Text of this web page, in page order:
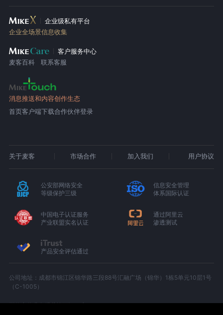
企业级私有平台
企业全场景信息收集
客户服务中心
麦客百科
联系客服
消息推送和内容创作生态
首页客户端下载合作伙伴登录
关于麦客 市场合作 加入我们 用户协议
公安部网络安全
等级保护三级
信息安全管理
体系国际认证
中国电子认证服务
产业联盟实名认证
通过阿里云
渗透测试
产品安全评估通过
公司地址：成都市锦江区锦华路三段88号汇融广场（锦华）1栋5单元10层1号
（C-1005）
增值电信业务经营许可证：京B2-20180674